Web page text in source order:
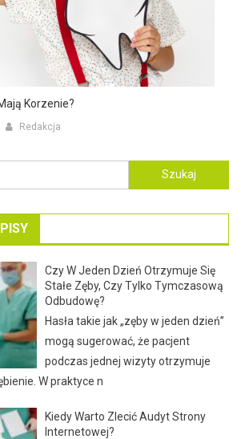
Korzenie?
Redakcja
Szukaj:
Czy W Jeden Dzień Otrzymuje Się
Stałe Zęby, Czy Tylko Tymczasową
Odbudowę?
Hasła takie jak „zęby w jeden dzień”
mogą sugerować, że pacjent
podczas jednej wizyty otrzymuje
W praktyce n
Kiedy Warto Zlecić Audyt Strony
Internetowej?